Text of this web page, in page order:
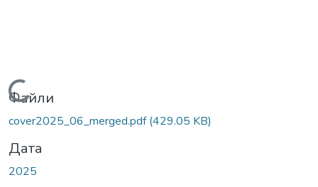
Вантажиться...
Файли
cover2025_06_merged.pdf(429.05 KB)
Дата
2025